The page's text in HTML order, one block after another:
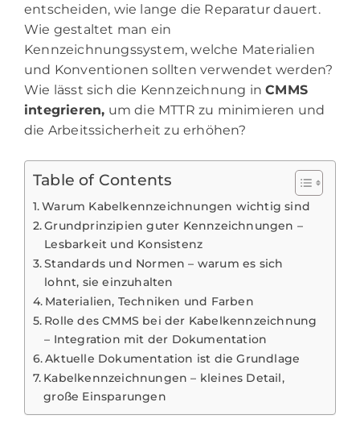
entscheiden, wie lange die Reparatur dauert.
Wie gestaltet man ein
Kennzeichnungssystem, welche Materialien
und Konventionen sollten verwendet werden?
Wie lässt sich die Kennzeichnung inCMMS
integrieren, um die MTTR zu minimieren und
die Arbeitssicherheit zu erhöhen?
Table of Contents
Warum Kabelkennzeichnungen wichtig sind
Grundprinzipien guter Kennzeichnungen –
Lesbarkeit und Konsistenz
Standards und Normen – warum es sich
lohnt, sie einzuhalten
Materialien, Techniken und Farben
Rolle des CMMS bei der Kabelkennzeichnung
– Integration mit der Dokumentation
Aktuelle Dokumentation ist die Grundlage
Kabelkennzeichnungen – kleines Detail,
große Einsparungen